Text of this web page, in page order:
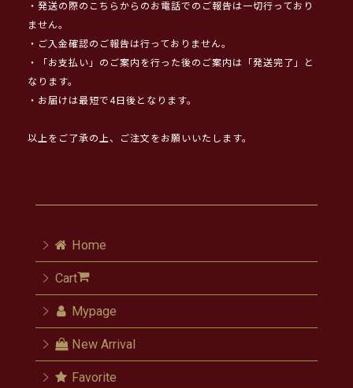
・発送の際のこちらからのお電話でのご報告は一切行っており
ません。
・ご入金確認のご報告は行っておりません。
・「お支払い」のご案内を行った後のご案内は「発送完了」と
なります。
・お届けは最短で4日後となります。
以上をご了承の上、ご注文をお願いいたします。
Home
Cart
Mypage
New Arrival
Favorite